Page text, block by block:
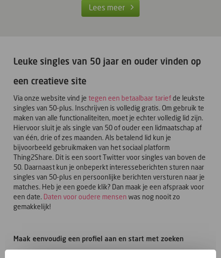
Lees meer
Leuke singles van 50 jaar en ouder vinden op
een creatieve site
Via onze website vind je tegen een betaalbaar tariefde leukste
singles van 50-plus. Inschrijven is volledig gratis. Om gebruik te
maken van alle functionaliteiten, moet je echter volledig lid zijn.
Hiervoor sluit je als single van 50 of ouder een lidmaatschap af
van één, drie of zes maanden. Als betalend lid kun je
bijvoorbeeld gebruikmaken van het sociaal platform
Thing2Share. Dit is een soort Twitter voor singles van boven de
50. Daarnaast kun je onbeperkt interesseberichten sturen naar
singles van 50-plus en persoonlijke berichten versturen naar je
matches. Heb je een goede klik? Dan maak je een afspraak voor
een date. Daten voor oudere mensen was nog nooit zo
gemakkelijk!
Maak eenvoudig een profiel aan en start met zoeken